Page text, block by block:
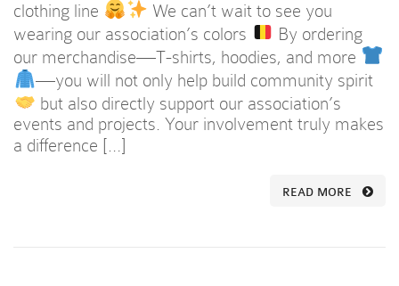
clothing line
We can’t wait to see you
wearing our association’s colors
By ordering
our merchandise—T-shirts, hoodies, and more
—you will not only help build community spirit
but also directly support our association’s
events and projects. Your involvement truly makes
a difference […]
READ MORE